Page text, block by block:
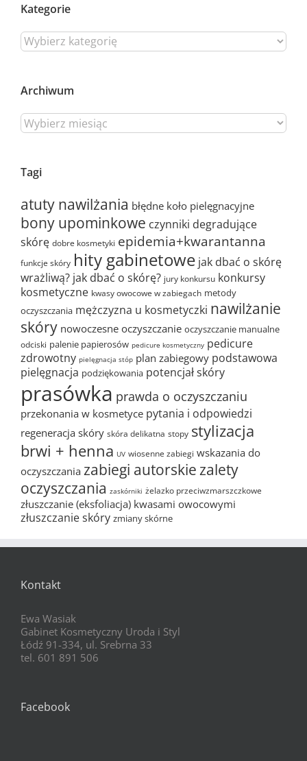
Kategorie
Archiwum
Tagi
atuty nawilżania błędne koło pielęgnacyjne
bony upominkowe czynniki degradujące
skórę dobre kosmetyki epidemia+kwarantanna
funkcje skóry hity gabinetowe jak dbać o skórę
wrażliwą? jak dbać o skórę? jury konkursu konkursy
kosmetyczne kwasy owocowe w zabiegach metody
oczyszczania mężczyzna u kosmetyczki nawilżanie
skóry nowoczesne oczyszczanie oczyszczanie manualne
odciski palenie papierosów pedicure kosmetyczny pedicure
zdrowotny pielęgnacja stóp plan zabiegowy podstawowa
pielęgnacja podziękowania potencjał skóry
prasówka prawda o oczyszczaniu
przekonania w kosmetyce pytania i odpowiedzi
regeneracja skóry skóra delikatna stopy stylizacja
brwi + henna UV wiosenne zabiegi wskazania do
oczyszczania zabiegi autorskie zalety
oczyszczania zaskórniki żelazko przeciwzmarszczkowe
złuszczanie (eksfoliacja) kwasami owocowymi
złuszczanie skóry zmiany skórne
Kontakt
Ewa Wasiak
Gabinet Kosmetyczny Uroda i Styl
Łódź 91-334, ul. Srebrna 33
tel. 601 891 506
Facebook